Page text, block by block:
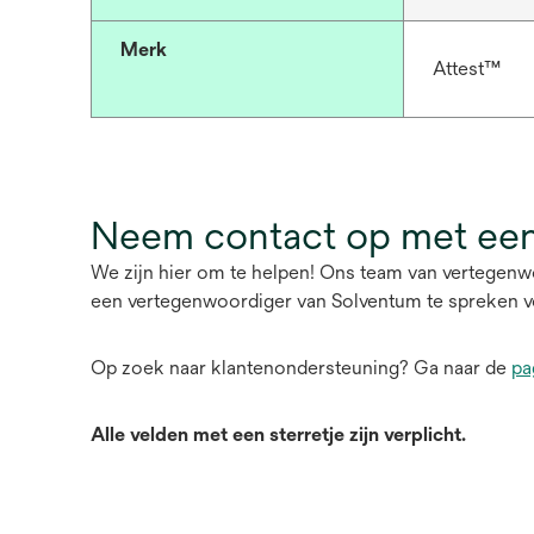
Merk
Attest™
Neem contact op met
We zijn hier om te helpen! Ons team van
een vertegenwoordiger van Solventum te spreken
Op zoek naar klantenondersteuning? Ga naar de
Alle velden met een sterretje zijn verplicht.